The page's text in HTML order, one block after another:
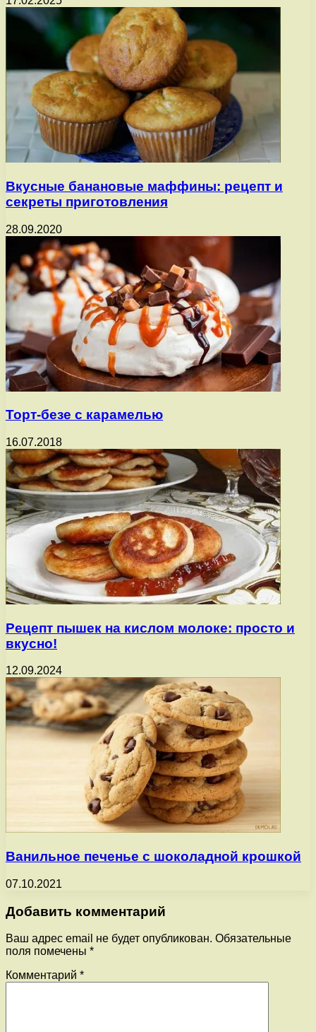
Вкусные банановые маффины: рецепт и
секреты приготовления
28.09.2020
Торт-безе с карамелью
16.07.2018
Рецепт пышек на кислом молоке: просто и
вкусно!
12.09.2024
Ванильное печенье с шоколадной крошкой
07.10.2021
Добавить комментарий
Ваш адрес email не будет опубликован. Обязательные
поля помечены *
Комментарий *